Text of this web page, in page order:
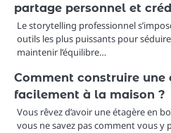
partage personnel et
Le storytelling professionnel
outils les plus puissants pour
maintenir l’équilibre…
Comment construire une
facilement à la maison ?
Vous rêvez d’avoir une étagère en
vous ne savez pas comment vous y